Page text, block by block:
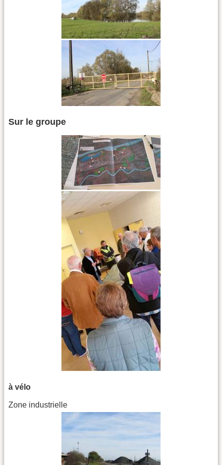
Sur le groupe
à vélo
Zone industrielle